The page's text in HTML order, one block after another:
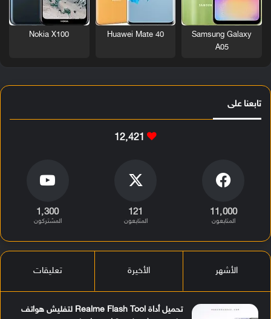
Samsung Galaxy
A05
Huawei Mate 40
Nokia X100
تابعنا على
12٬421
11٬000
المتابعون
121
المتابعون
1٬300
المشتركون
الأشهر الأخيرة تعليقات
تحميل أداة Realme Flash Tool لتفليش هواتف